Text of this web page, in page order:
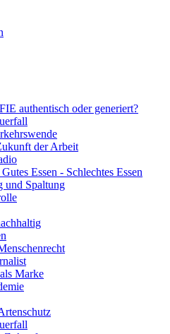
authentisch oder generiert?
der Arbeit
Essen - Schlechtes Essen
und Spaltung
Marke